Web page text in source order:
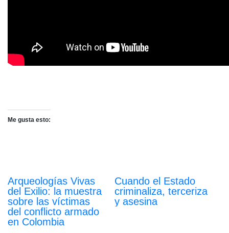
Me gusta esto:
Arqueologías Vivas
del Exilio: la muestra
sobre las víctimas
del conflicto armado
en Colombia
Cuando el Estado
criminaliza, terceriza
y asesina